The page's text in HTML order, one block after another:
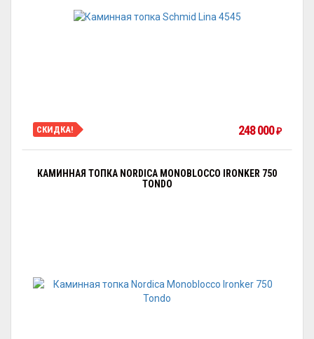
СКИДКА! 248 000 ₽
КАМИННАЯ ТОПКА NORDICA MONOBLOCCO IRONKER 750
TONDO